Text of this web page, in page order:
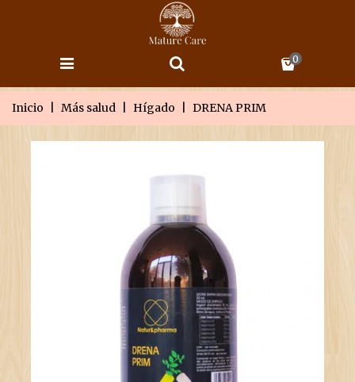
0
Inicio Más salud Hígado DRENA PRIM